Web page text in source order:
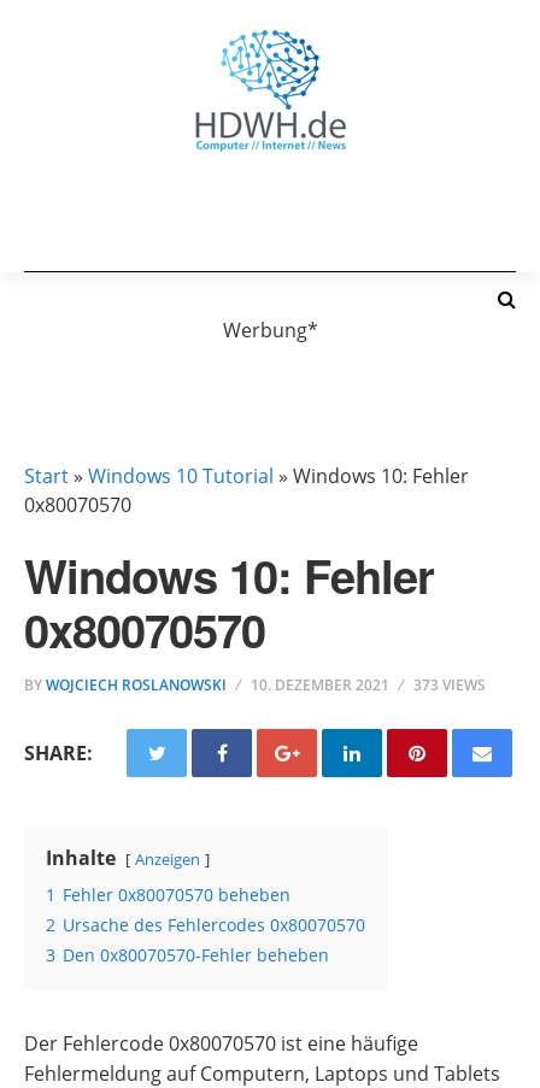
Werbung*
Start» Windows 10 Tutorial » Windows 10: Fehler
0x80070570
Windows 10: Fehler
0x80070570
BYWOJCIECH ROSLANOWSKI 10. DEZEMBER 2021 373 VIEWS
SHARE:
Inhalte Anzeigen
1 Fehler 0x80070570 beheben
2 Ursache des Fehlercodes 0x80070570
3 Den 0x80070570-Fehler beheben
Der Fehlercode 0x80070570 ist eine häufige
Fehlermeldung auf Computern, Laptops und Tablets